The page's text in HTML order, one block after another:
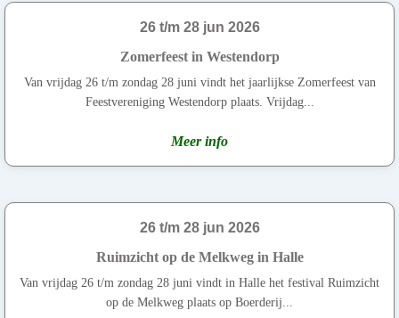
26 t/m 28 jun 2026
Zomerfeest in Westendorp
Van vrijdag 26 t/m zondag 28 juni vindt het jaarlijkse Zomerfeest van
Feestvereniging Westendorp plaats. Vrijdag...
Meer info
26 t/m 28 jun 2026
Ruimzicht op de Melkweg in Halle
Van vrijdag 26 t/m zondag 28 juni vindt in Halle het festival Ruimzicht
op de Melkweg plaats op Boerderij...